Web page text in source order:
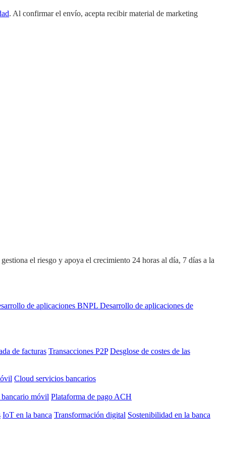
. Al confirmar el envío, acepta recibir material de marketing
el riesgo y apoya el crecimiento 24 horas al día, 7 días a la
de aplicaciones BNPL Desarrollo de aplicaciones de
de facturas Transacciones P2P Desglose de costes de las
Cloud servicios bancarios
bancario móvil Plataforma de pago ACH
IoT en la banca Transformación digital Sostenibilidad en la banca